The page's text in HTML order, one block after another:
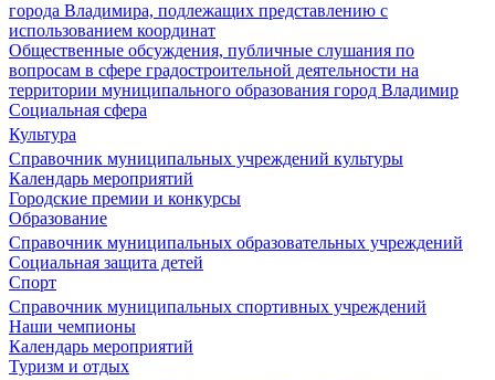
города Владимира, подлежащих представлению с
использованием координат
Общественные обсуждения, публичные слушания по
вопросам в сфере градостроительной деятельности на
территории муниципального образования город Владимир
Социальная сфера
Культура
Справочник муниципальных учреждений культуры
Календарь мероприятий
Городские премии и конкурсы
Образование
Справочник муниципальных образовательных учреждений
Социальная защита детей
Спорт
Справочник муниципальных спортивных учреждений
Наши чемпионы
Календарь мероприятий
Туризм и отдых